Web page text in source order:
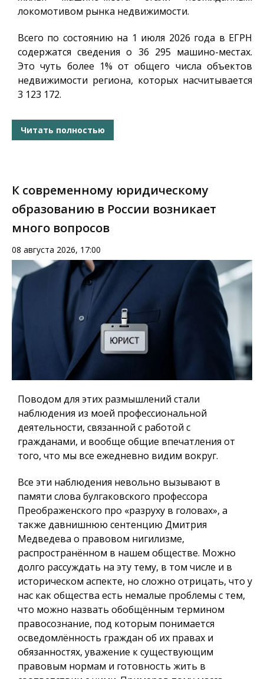
локомотивом рынка недвижимости.
Всего по состоянию на 1 июля 2026 года в ЕГРН
содержатся сведения о 36 295 машино-местах.
Это чуть более 1% от общего числа объектов
недвижимости региона, которых насчитывается
3 123 172.
Читать полностью
К современному юридическому
образованию в России возникает
много вопросов
08 августа 2026, 17:00
Поводом для этих размышлений стали
наблюдения из моей профессиональной
деятельности, связанной с работой с
гражданами, и вообще общие впечатления от
того, что мы все ежедневно видим вокруг.
Все эти наблюдения невольно вызывают в
памяти слова булгаковского профессора
Преображенского про «разруху в головах», а
также давнишнюю сентенцию Дмитрия
Медведева о правовом нигилизме,
распространённом в нашем обществе. Можно
долго рассуждать на эту тему, в том числе и в
историческом аспекте, но сложно отрицать, что у
нас как общества есть немалые проблемы с тем,
что можно назвать обобщённым термином
правосознание, под которым понимается
осведомлённость граждан об их правах и
обязанностях, уважение к существующим
правовым нормам и готовность жить в